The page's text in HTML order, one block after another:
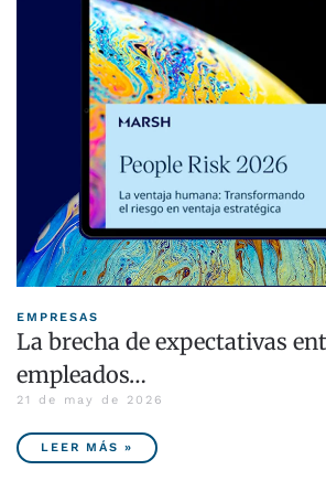
EMPRESAS
La brecha de expectativas
empleados…
21 de may de 2026
LEER MÁS »